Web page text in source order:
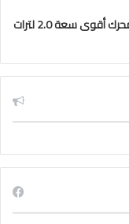
“كيان إيچيبت ” تَطرح الطراز كوبرا فورمنتور VZ بمحرك أقوى سعة 2.0 لترات